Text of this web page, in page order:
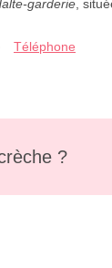
garderie ,
Téléphone
?